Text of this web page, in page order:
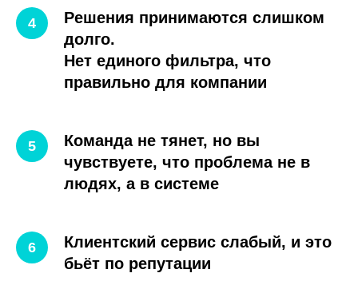
Решения принимаются слишком
долго.
Нет единого фильтра, что
правильно для компании
Команда не тянет, но вы
чувствуете, что проблема не в
людях, а в системе
Клиентский сервис слабый, и это
бьёт по репутации